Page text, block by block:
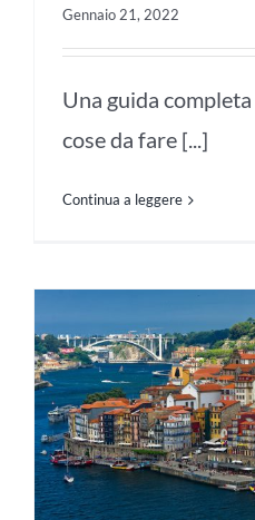
Gennaio 21, 2022
Una guida
cose da fare [...]
Continua a leggere